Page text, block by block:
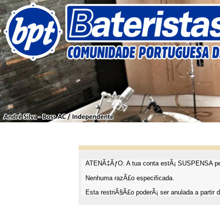
ATENÃ‡ÃƒO: A tua conta estÃ¡ SUSPENSA
Nenhuma razÃ£o especificada.
Esta restriÃ§Ã£o poderÃ¡ ser anulada a partir